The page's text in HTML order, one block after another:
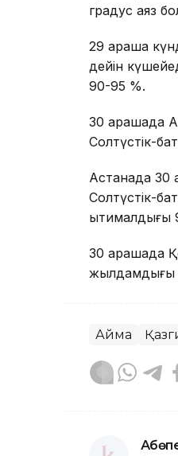
градус аяз
29 қараша
дейін
90-95 %.
30 қарашада
Солтүстік-
Астанада 30
Солтүстік-
ықтималдығы
30 қарашада
жылдамдығы
Аймақ